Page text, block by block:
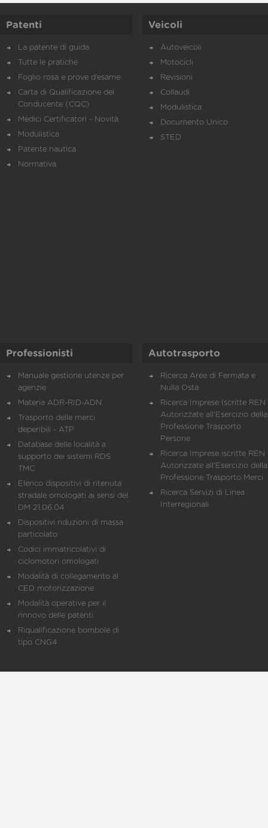
Patenti
La patente di guida
Tutte le pratiche
Foglio rosa e prove d’esame
Carta di Qualificazione del
Conducente (CQC)
Medici Certificatori - Novità
Modulistica
Patente nautica
Normativa
Veicoli
Autoveicoli
Motocicli
Revisioni
Collaudi
Modulistica
Documento Unico
STED
Professionisti
Manuale gestione utenze per
agenzie
Materia ADR-RID-ADN
Trasporto delle merci
deperibili - ATP
Database delle località a
supporto dei sistemi RDS
TMC
Elenco dispositivi di ritenuta
stradale omologati ai sensi del
DM 21.06.04
Dispositivi riduzioni di massa
particolato
Codici immatricolativi di
ciclomotori omologati
Modalità di collegamento al
CED motorizzazione
Modalità operative per il
rinnovo delle patenti
Riqualificazione bombole di
tipo CNG4
Autotrasporto
Ricerca Aree di Fermata e
Nulla Osta
Ricerca Imprese Iscritte REN
Autorizzate all'Esercizio della
Professione Trasporto
Persone
Ricerca Imprese iscritte REN
Autorizzate all'Esercizio della
Professione Trasporto Merci
Ricerca Servizi di Linea
Interregionali